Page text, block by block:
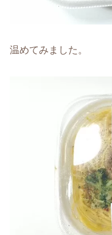
温めてみました。